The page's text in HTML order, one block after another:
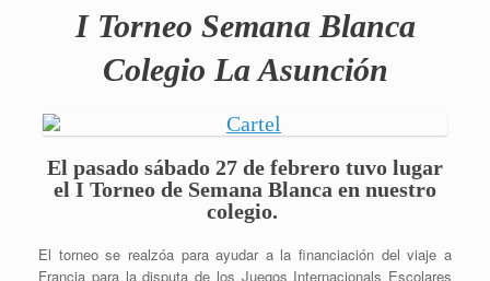
I Torneo Semana Blanca
Colegio La Asunción
El pasado sábado 27 de febrero tuvo lugar
el I Torneo de Semana Blanca en nuestro
colegio.
El torneo se realzóa para ayudar a la financiación del viaje a
Francia para la disputa de los Juegos Internacionals Escolares